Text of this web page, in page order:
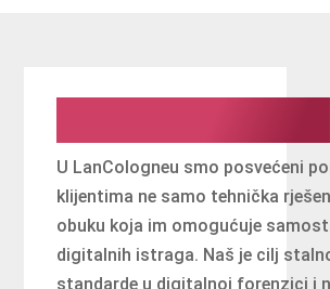
U LanCologneu smo posvećeni
klijentima ne samo tehnička
obuku koja im omogućuje
digitalnih istraga. Naš je cilj
standarde u digitalnoj forenzici i